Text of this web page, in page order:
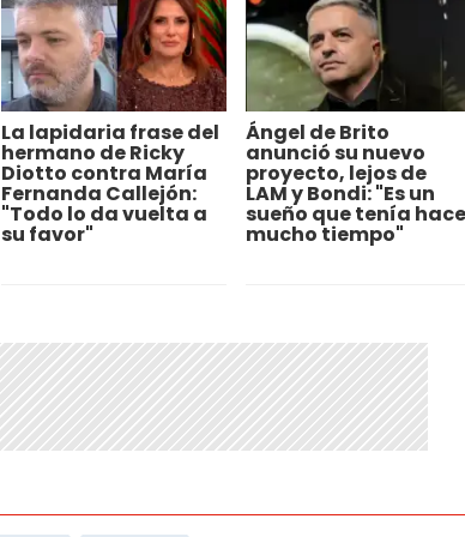
La lapidaria frase del
hermano de Ricky
Diotto contra María
Fernanda Callejón:
"Todo lo da vuelta a
su favor"
Ángel de Brito
anunció su nuevo
proyecto, lejos de
LAM y Bondi: "Es un
sueño que tenía hace
mucho tiempo"